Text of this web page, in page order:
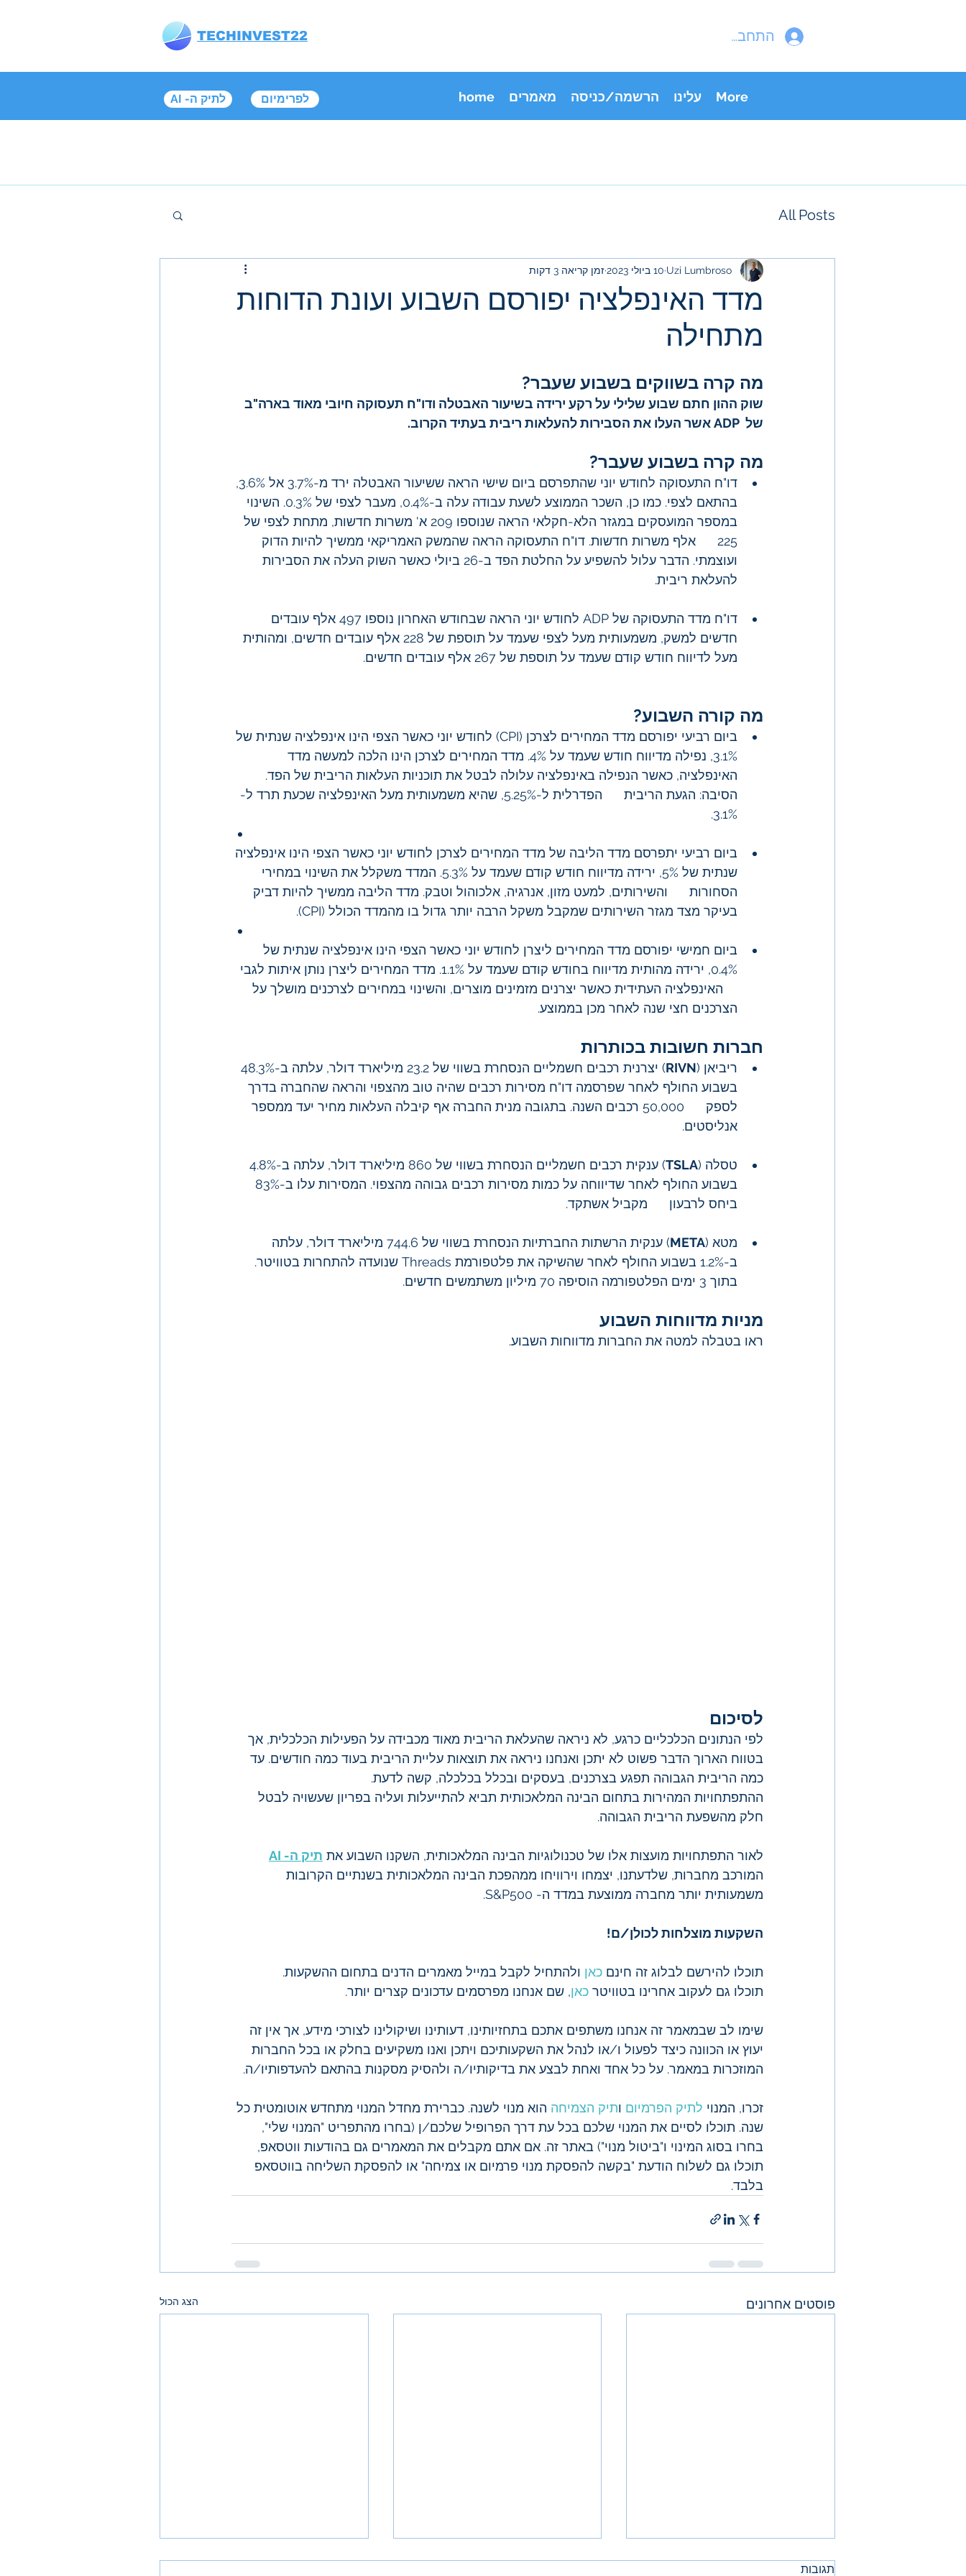
TECHINVEST22 התחבר
AI -לתיק ה לפרימיום home מאמרים הרשמה/כניסה עלינו More
All Posts
מדד האינפלציה יפורסם השבוע ועונת הדוחות
מתחילה
Uzi Lumbroso 10 ביולי 2023 זמן קריאה 3 דקות
מה קרה בשווקים בשבוע שעבר?
שוק ההון חתם שבוע שלילי על רקע ירידה בשיעור האבטלה ודו"ח תעסוקה חיובי מאוד בארה"ב
של  ADP אשר העלו את הסבירות להעלאות ריבית בעתיד הקרוב.
מה קרה בשבוע שעבר?
דו"ח התעסוקה לחודש יוני שהתפרסם ביום שישי הראה ששיעור האבטלה ירד מ-3.7% אל 3.6%,
בהתאם לצפי. כמו כן, השכר הממוצע לשעת עבודה עלה ב-0.4%, מעבר לצפי של 0.3%. השינוי
במספר המועסקים במגזר הלא-חקלאי הראה שנוספו 209 א' משרות חדשות, מתחת לצפי של
225      אלף משרות חדשות. דו"ח התעסוקה הראה שהמשק האמריקאי ממשיך להיות הדוק
ועוצמתי. הדבר עלול להשפיע על החלטת הפד ב-26 ביולי כאשר השוק העלה את הסבירות
להעלאת ריבית.
דו"ח מדד התעסוקה של ADP לחודש יוני הראה שבחודש האחרון נוספו 497 אלף עובדים
חדשים למשק, משמעותית מעל לצפי שעמד על תוספת של 228 אלף עובדים חדשים, ומהותית
מעל לדיווח חודש קודם שעמד על תוספת של 267 אלף עובדים חדשים.
מה קורה השבוע?
ביום רביעי יפורסם מדד המחירים לצרכן (CPI) לחודש יוני כאשר הצפי הינו אינפלציה שנתית של
3.1%, נפילה מדיווח חודש שעמד על 4%. מדד המחירים לצרכן הינו הלכה למעשה מדד
האינפלציה, כאשר הנפילה באינפלציה עלולה לבטל את תוכניות העלאות הריבית של הפד.
הסיבה: הגעת הריבית      הפדרלית ל-5.25%, שהיא משמעותית מעל האינפלציה שכעת תרד ל-
3.1%.
ביום רביעי יתפרסם מדד הליבה של מדד המחירים לצרכן לחודש יוני כאשר הצפי הינו אינפלציה
שנתית של 5%, ירידה מדיווח חודש קודם שעמד על 5.3%. המדד משקלל את השינוי במחירי
הסחורות      והשירותים, למעט מזון, אנרגיה, אלכוהול וטבק. מדד הליבה ממשיך להיות דביק
בעיקר מצד מגזר השירותים שמקבל משקל הרבה יותר גדול בו מהמדד הכולל (CPI).
ביום חמישי יפורסם מדד המחירים ליצרן לחודש יוני כאשר הצפי הינו אינפלציה שנתית של
0.4%, ירידה מהותית מדיווח בחודש קודם שעמד על 1.1%. מדד המחירים ליצרן נותן איתות לגבי
    האינפלציה העתידית כאשר יצרנים מזמינים מוצרים, והשינוי במחירים לצרכנים מושלך על
הצרכנים חצי שנה לאחר מכן בממוצע.
חברות חשובות בכותרות
ריביאן (RIVN
בשבוע החולף לאחר שפרסמה דו"ח מסירות רכבים שהיה טוב מהצפוי והראה שהחברה בדרך
לספק      50,000 רכבים השנה. בתגובה מנית החברה אף קיבלה העלאות מחיר יעד ממספר
אנליסטים.
טסלה (TSLA
ביחס לרבעון      מקביל אשתקד.
מטא (META
) ענקית הרשתות החברתיות הנסחרת בשווי של 744.6 מיליארד דולר, עלתה
ב-1.2% בשבוע החולף לאחר שהשיקה את פלטפורמת Threads שנועדה להתחרות בטוויטר.
בתוך 3 ימים הפלטפורמה הוסיפה 70 מיליון משתמשים חדשים.
מניות מדווחות השבוע
ראו בטבלה למטה את החברות מדווחות השבוע.
לסיכום
לפי הנתונים הכלכליים כרגע, לא ניראה שהעלאת הריבית מאוד מכבידה על הפעילות הכלכלית, אך
בטווח הארוך הדבר פשוט לא יתכן ואנחנו ניראה את תוצאות עליית הריבית בעוד כמה חודשים. עד
כמה הריבית הגבוהה תפגע בצרכנים, בעסקים ובכלל בכלכלה, קשה לדעת.
ההתפתחויות המהירות בתחום הבינה המלאכותית תביא להתייעלות ועליה בפריון שעשויה לבטל
חלק מהשפעת הריבית הגבוהה.
לאור התפתחויות מועצות אלו של טכנולוגיות הבינה המלאכותית, השקנו השבוע את תיק ה- AI
המורכב מחברות, שלדעתנו, יצמחו וירוויחו ממהפכת הבינה המלאכותית בשנתיים הקרובות
משמעותית יותר מחברה ממוצעת במדד ה- S&P500.
השקעות מוצלחות לכולן/ם!
תוכלו להירשם לבלוג זה חינם כאן ולהתחיל לקבל במייל מאמרים הדנים בתחום ההשקעות.
תוכלו גם לעקוב אחרינו בטוויטר כאן, שם אנחנו מפרסמים עדכונים קצרים יותר.
שימו לב שבמאמר זה אנחנו משתפים אתכם בתחזיותינו, דעותינו ושיקולינו לצורכי מידע, אך אין זה
יעוץ או הכוונה כיצד לפעול ו/או לנהל את השקעותיכם ויתכן ואנו משקיעים בחלק או בכל החברות
המוזכרות במאמר. על כל אחד ואחת לבצע את בדיקותיו/ה ולהסיק מסקנות בהתאם להעדפותיו/ה.
זכרו, המנוי לתיק הפרמיום ותיק הצמיחה הוא מנוי לשנה. כברירת מחדל המנוי מתחדש אוטומטית כל
שנה. תוכלו לסיים את המנוי שלכם בכל עת דרך הפרופיל שלכם/ן (בחרו מהתפריט "המנוי שלי",
בחרו בסוג המינוי ו"ביטול מנוי") באתר זה. אם אתם מקבלים את המאמרים גם בהודעות ווטסאפ,
תוכלו גם לשלוח הודעת "בקשה להפסקת מנוי פרמיום או צמיחה" או להפסקת השליחה בווטסאפ
בלבד.
פוסטים אחרונים הצג הכול
תגובות